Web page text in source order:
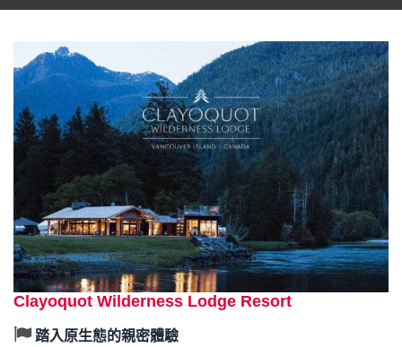
Clayoquot Wilderness Lodge Resort
踏入原生態的親密體驗